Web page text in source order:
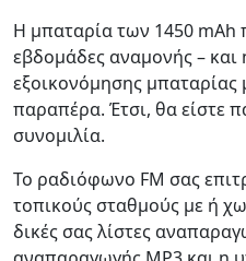
Η μπαταρία των 1450 mAh
εβδομάδες αναμονής – και
εξοικονόμησης
παραπέρα. Έτσι, θα είστε
συνομιλία.
Το ραδιόφωνο FM σας
τοπικούς σταθμούς με ή
δικές σας λίστες